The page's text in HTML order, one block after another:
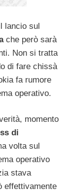
lancio sul
che però sarà
Non si tratta
di fare chissà
fa rumore
operativo.
momento
di
volta sul
operativo
stava
effettivamente